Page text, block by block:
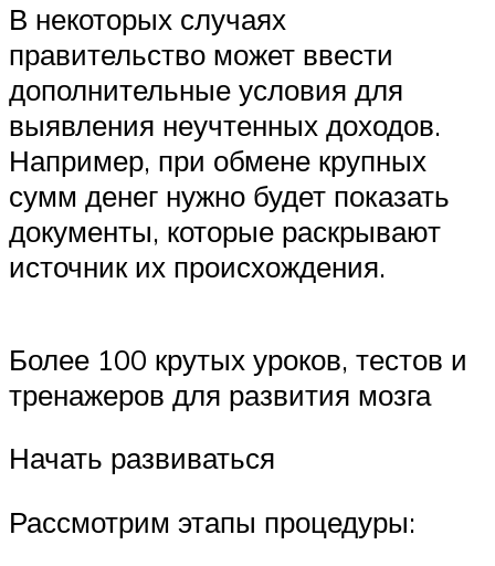
В некоторых случаях
правительство может ввести
дополнительные условия для
выявления неучтенных доходов.
Например, при обмене крупных
сумм денег нужно будет показать
документы, которые раскрывают
источник их происхождения.
Более 100 крутых уроков, тестов и
тренажеров для развития мозга
Начать развиваться
Рассмотрим этапы процедуры: